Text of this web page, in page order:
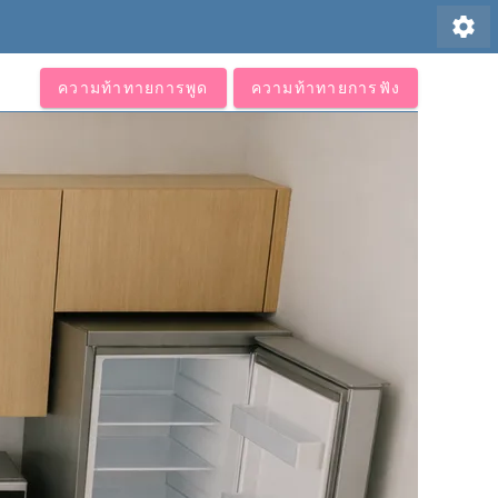
settings
ความท้าทายการพูด ความท้าทายการฟัง